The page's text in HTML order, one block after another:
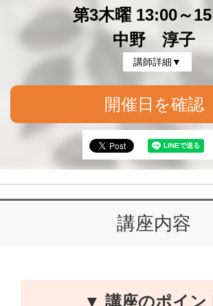
第3木曜 13:00～
中野 淳子
講師詳細▼
開催日を確認
講座内容
▼ 講座のポイン